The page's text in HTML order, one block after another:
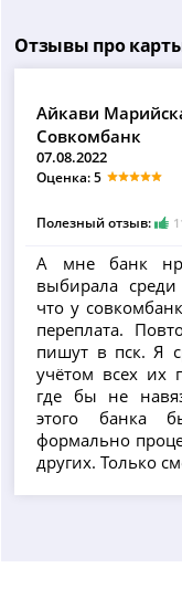
Отзывы про
Айкави
Совкомбанк
07.08.2022
Оценка: 5
Полезный отзыв:
А мне банк
выбирала
что у
переплата.
пишут в пск. Я
учётом всех их
где бы не
этого банка
формально
других. Только